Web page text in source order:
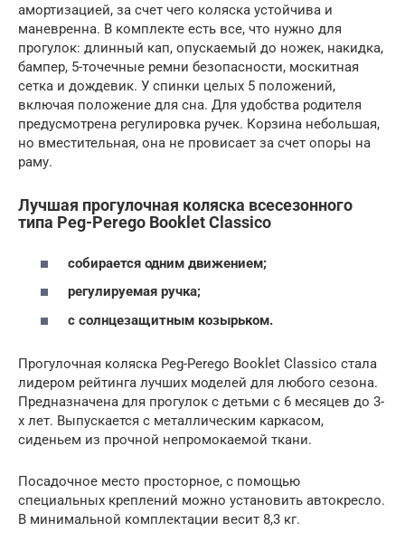
амортизацией, за счет чего коляска устойчива и
маневренна. В комплекте есть все, что нужно для
прогулок: длинный кап, опускаемый до ножек, накидка,
бампер, 5-точечные ремни безопасности, москитная
сетка и дождевик. У спинки целых 5 положений,
включая положение для сна. Для удобства родителя
предусмотрена регулировка ручек. Корзина небольшая,
но вместительная, она не провисает за счет опоры на
раму.
Лучшая прогулочная коляска всесезонного
типа Peg-Perego Booklet Classico
собирается одним движением;
регулируемая ручка;
с солнцезащитным козырьком.
Прогулочная коляска Peg-Perego Booklet Classico стала
лидером рейтинга лучших моделей для любого сезона.
Предназначена для прогулок с детьми с 6 месяцев до 3-
х лет. Выпускается с металлическим каркасом,
сиденьем из прочной непромокаемой ткани.
Посадочное место просторное, с помощью
специальных креплений можно установить автокресло.
В минимальной комплектации весит 8,3 кг.